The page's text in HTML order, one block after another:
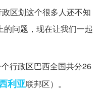
区划这个很多人还不知
问题，现在让我们一起
行政区巴西全国共分26
利亚联邦区）。